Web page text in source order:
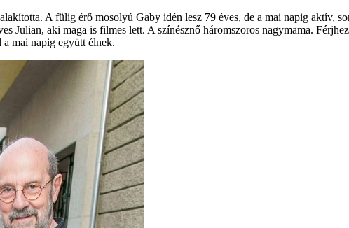
A fülig érő mosolyú Gaby idén lesz 79 éves, de a mai napig aktív,
Julian, aki maga is filmes lett. A színésznő háromszoros nagymama.
mai napig együtt élnek.